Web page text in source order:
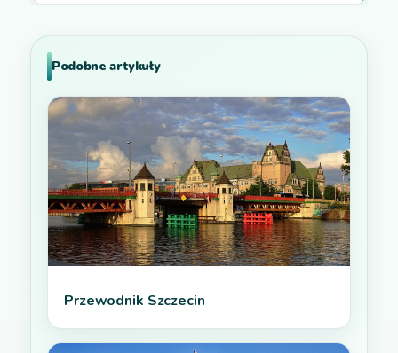
Podobne artykuły
Przewodnik Szczecin